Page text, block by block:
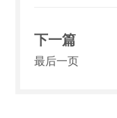
下一篇
最后一页